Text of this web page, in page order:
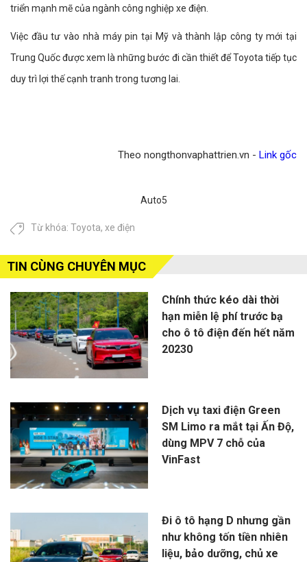
triển mạnh mẽ của ngành công nghiệp xe điện.
Việc đầu tư vào nhà máy pin tại Mỹ và thành lập công ty mới tại
Trung Quốc được xem là những bước đi cần thiết để Toyota tiếp tục
duy trì lợi thế cạnh tranh trong tương lai.
Theo nongthonvaphattrien.vn - Link gốc
Auto5
Từ khóa: Toyota, xe điện
TIN CÙNG CHUYÊN MỤC
Chính thức kéo dài thời
hạn miễn lệ phí trước bạ
cho ô tô điện đến hết năm
20230
Dịch vụ taxi điện Green
SM Limo ra mắt tại Ấn Độ,
dùng MPV 7 chỗ của
VinFast
Đi ô tô hạng D nhưng gần
như không tốn tiền nhiên
liệu, bảo dưỡng, chủ xe